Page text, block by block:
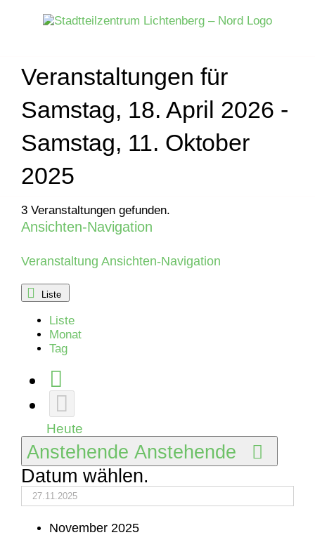
Veranstaltungen für
Samstag, 18. April 2026 -
Samstag, 11. Oktober
2025
3 Veranstaltungen gefunden.
Veranstaltungen
Ansichten-Navigation
Veranstaltung Ansichten-Navigation
Liste
Liste
Monat
Tag
Heute
Anstehende Anstehende
Datum wählen.
November 2025